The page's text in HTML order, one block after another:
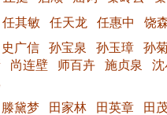
任其敏 任天龙 任惠中 饶
史广信 孙宝泉 孙玉璋 孙
尚连壁 师百卉 施贞泉 沈
滕黛梦 田家林 田英章 田